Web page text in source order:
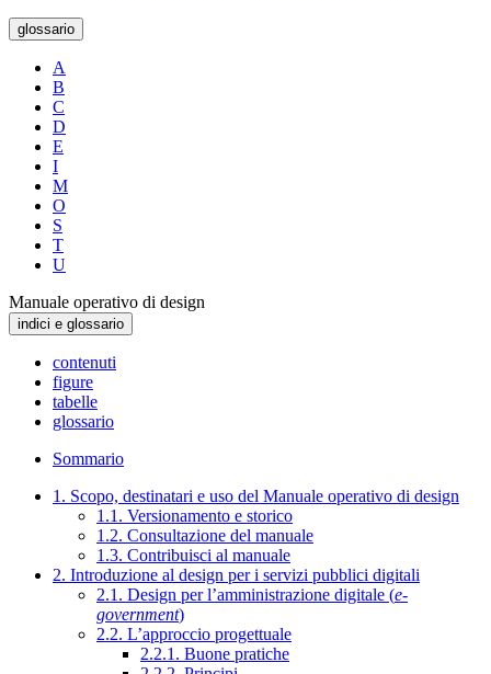
glossario
A
B
C
D
E
I
M
O
S
T
U
Manuale operativo di design
indici e glossario
contenuti
figure
tabelle
glossario
Sommario
1. Scopo, destinatari e uso del Manuale operativo di design
1.1. Versionamento e storico
1.2. Consultazione del manuale
1.3. Contribuisci al manuale
2. Introduzione al design per i servizi pubblici digitali
2.1. Design per l’amministrazione digitale (e-
government)
2.2. L’approccio progettuale
2.2.1. Buone pratiche